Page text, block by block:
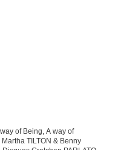
of Being, A way of
TILTON & Benny